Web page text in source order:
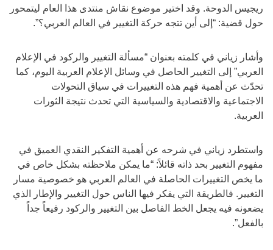
ريجيس الدوحة. وقد اختير موضوع نقاش منتدى هذا العام ليتمحور
حول قضية: “إلى أين تتجه حركة التغيير في العالم العربي؟”.
وأشار زياني في كلمته بعنوان “مسألة التغيير والركود في الإعلام
العربي” إلى التغيير الحاصل في وسائل الإعلام العربية اليوم، كما
تحدّث عن أهمية فهم هذه التغييرات في سياق التحولات
الاجتماعية والاقتصادية والسياسية التي تحدث نتيجة الثورات
العربية.
واستطرد زياني في شرحه عن أهمية التفكير النقدي العميق في
مفهوم التغيير بحد ذاته قائلاً: “ما يمكن ملاحظته بشكل خاص في
ما يخص التغييرات الحاصلة في العالم العربي هو خصوصية مسار
التغيير. فالطريقة التي يفكر فيها الناس حول التغيير والإطار الذي
يضعونه فيه يجعل الخط الفاصل بين التغيير والركود رفيعاً جداً
بالفعل”.